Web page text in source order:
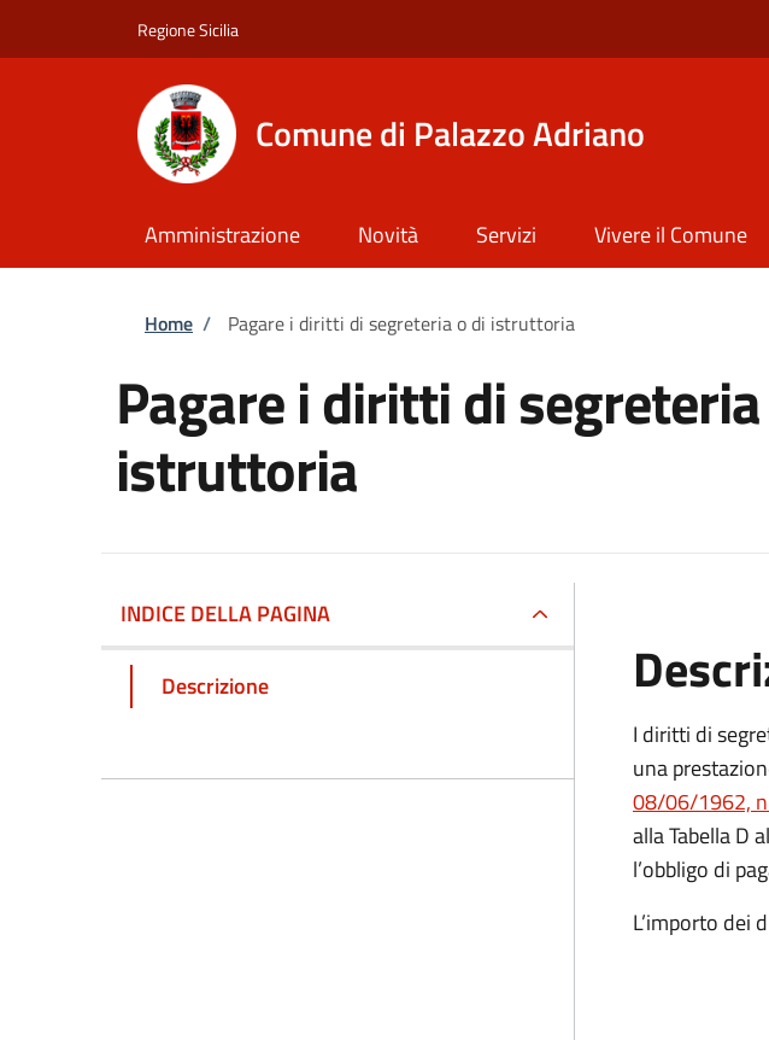
Regione Sicilia
Comune di Palazzo Adriano
Amministrazione Novità Servizi Vivere il Comune
Briciole di pane
Home / Pagare i diritti di segreteria o di istruttoria
Pagare i diritti di
istruttoria
INDICE DELLA PAGINA
Descrizione
I diritti di
una
08/06/1962,
alla Tabella D
l’obbligo di
L’importo dei